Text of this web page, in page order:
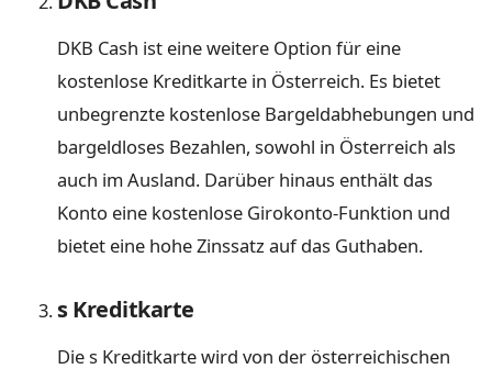
DKB Cash ist eine weitere Option für eine
kostenlose Kreditkarte in Österreich. Es bietet
unbegrenzte kostenlose Bargeldabhebungen und
bargeldloses Bezahlen, sowohl in Österreich als
auch im Ausland. Darüber hinaus enthält das
Konto eine kostenlose Girokonto-Funktion und
bietet eine hohe Zinssatz auf das Guthaben.
s Kreditkarte
Die s Kreditkarte wird von der österreichischen